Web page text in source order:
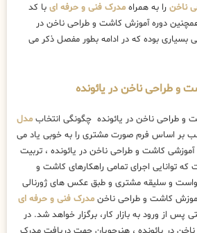
ناخن را به همراه مدرک فنی و حرفه ای با کد
همچنین دوره آموزش کاشت و طراحی ناخن در
بسیاری بوده که در ادامه بطور مفصل ذکر می
و طراحی ناخن در یائونده
و طراحی ناخن در یائونده چگونگی انتخاب مدل
بر اساس فرم صورت مشتری را به خوبی یاد می
کاشت و طراحی ناخن در یائونده ، تربیت
توانایی اجرای تمامی راهکارهای کاشت و
و سلیقه مشتری و طبق عکس های ژورنالی
کاشت و طراحی ناخن مدرک فنی و حرفه ای
پس از ورود به بازار کار، برگزار خواهد شد. در